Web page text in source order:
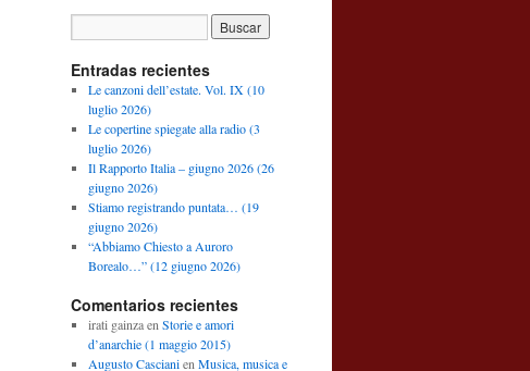
Entradas recientes
Le canzoni dell’estate. Vol. IX (10
luglio 2026)
Le copertine spiegate alla radio (3
luglio 2026)
Il Rapporto Italia – giugno 2026 (26
giugno 2026)
Stiamo registrando puntata… (19
giugno 2026)
“Abbiamo Chiesto a Auroro
Borealo…” (12 giugno 2026)
Comentarios recientes
irati gainzaen Storie e amori
d’anarchie (1 maggio 2015)
Augusto Cascianien Musica, musica e